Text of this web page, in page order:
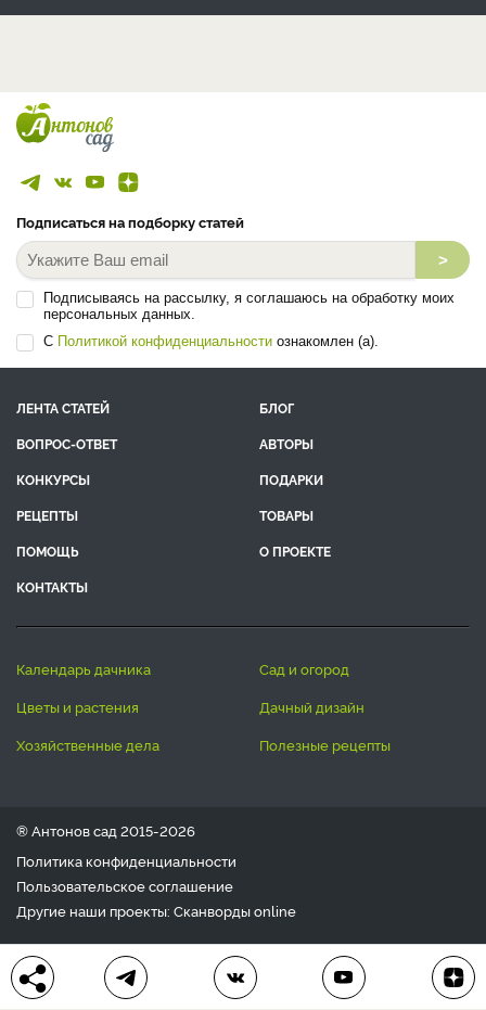
Подписаться на подборку статей
>
Подписываясь на рассылку, я соглашаюсь на обработку моих
персональных данных.
С Политикой конфиденциальности ознакомлен (а).
ЛЕНТА СТАТЕЙ
БЛОГ
ВОПРОС-ОТВЕТ
АВТОРЫ
КОНКУРСЫ
ПОДАРКИ
РЕЦЕПТЫ
ТОВАРЫ
ПОМОЩЬ
О ПРОЕКТЕ
КОНТАКТЫ
календарь дачника
сад и огород
цветы и растения
дачный дизайн
хозяйственные дела
полезные рецепты
® Антонов сад 2015-2026
Политика конфиденциальности
Пользовательское соглашение
Другие наши проекты: Сканвордыonline
Любое использование материала допускается только с
письменного согласия редакции